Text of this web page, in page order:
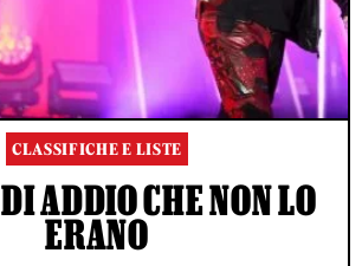
CLASSIFICHE E LISTE
ADDIO CHE NON LO
ERANO